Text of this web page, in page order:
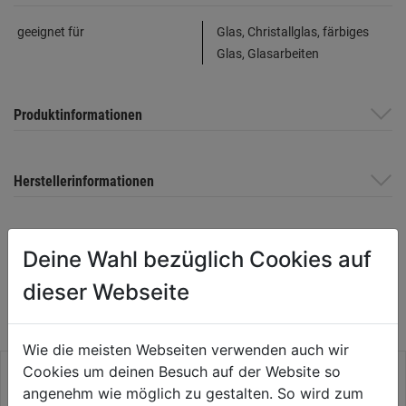
geeignet für
Glas, Christallglas, färbiges
Glas, Glasarbeiten
Produktinformationen
Herstellerinformationen
WEITERE PRODUKTE AUS DIESER
KATEGORIE
Deine Wahl bezüglich Cookies auf
dieser Webseite
Wie die meisten Webseiten verwenden auch wir
Cookies um deinen Besuch auf der Website so
angenehm wie möglich zu gestalten. So wird zum